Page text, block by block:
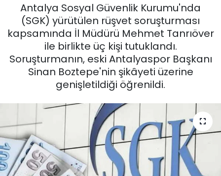
Antalya Sosyal Güvenlik Kurumu'nda
(SGK) yürütülen rüşvet soruşturması
kapsamında İl Müdürü Mehmet Tanrıöver
ile birlikte üç kişi tutuklandı.
Soruşturmanın, eski Antalyaspor Başkanı
Sinan Boztepe'nin şikâyeti üzerine
genişletildiği öğrenildi.
EĞİTİM
EKONOMİ
English News
GÜNCEL
KÜLTÜR SANAT
MAGAZİN
POLİTİKA
Tüm Manşetler
Son Dakika Haberleri
Haber Arşivi